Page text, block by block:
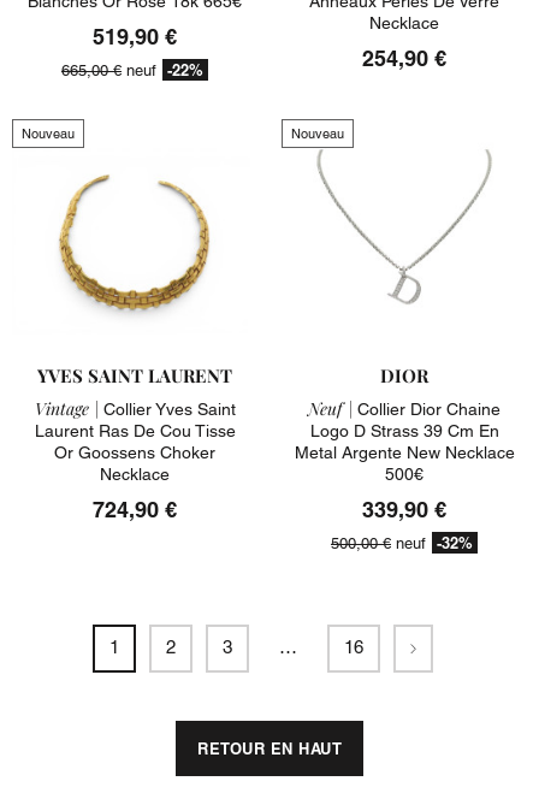
519,90 €
665,00 € neuf -22%
Necklace
254,90 €
Nouveau
YVES SAINT LAURENT
Vintage | Collier Yves Saint
Laurent Ras De Cou Tisse
Or Goossens Choker
Necklace
724,90 €
Nouveau
DIOR
Neuf | Collier Dior Chaine
Logo D Strass 39 Cm En
Metal Argente New Necklace
500€
339,90 €
500,00 € neuf -32%
1 2 3 … 16 Suivant
RETOUR EN HAUT